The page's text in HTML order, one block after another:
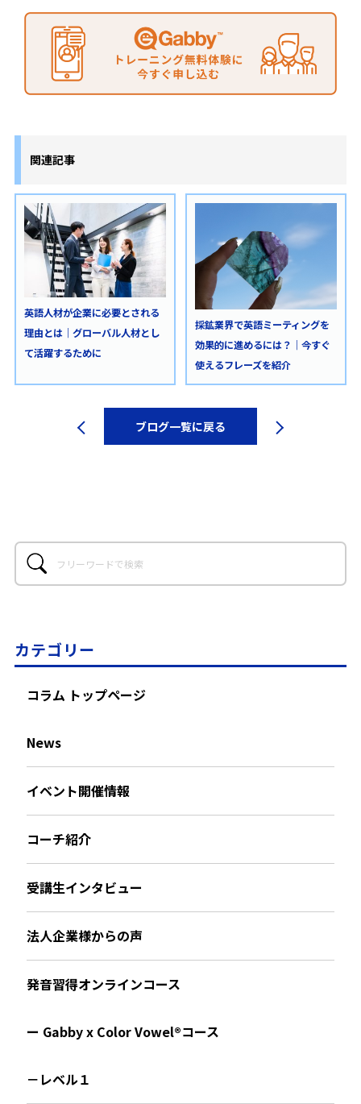
関連記事
英語人材が企業に必要とされる
理由とは｜グローバル人材とし
て活躍するために
採鉱業界で英語ミーティングを
効果的に進めるには？｜今すぐ
使えるフレーズを紹介
ブログ一覧に戻る
カテゴリー
コラム トップページ
News
イベント開催情報
コーチ紹介
受講生インタビュー
法人企業様からの声
発音習得オンラインコース
ー Gabby x Color Vowel®︎コース
－レベル１